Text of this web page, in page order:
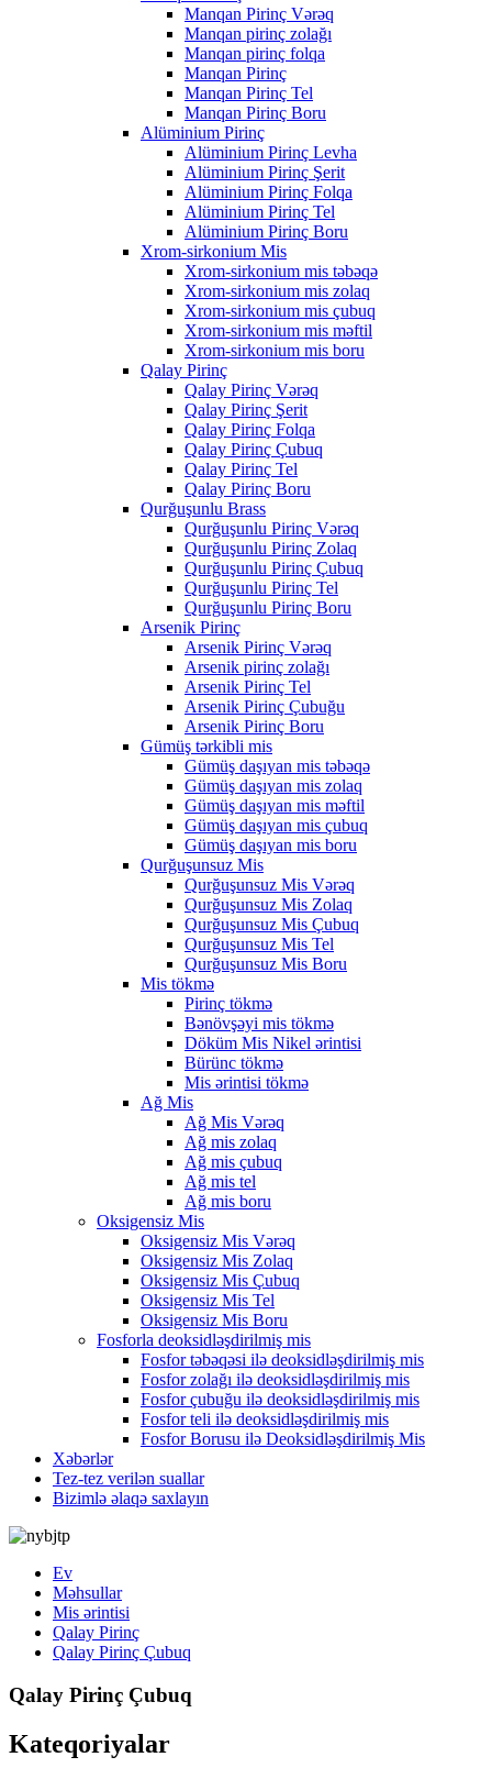
Manqan Pirinç Vərəq
Manqan pirinç zolağı
Manqan pirinç folqa
Manqan Pirinç
Manqan Pirinç Tel
Manqan Pirinç Boru
Alüminium Pirinç
Alüminium Pirinç Levha
Alüminium Pirinç Şerit
Alüminium Pirinç Folqa
Alüminium Pirinç Tel
Alüminium Pirinç Boru
Xrom-sirkonium Mis
Xrom-sirkonium mis təbəqə
Xrom-sirkonium mis zolaq
Xrom-sirkonium mis çubuq
Xrom-sirkonium mis məftil
Xrom-sirkonium mis boru
Qalay Pirinç
Qalay Pirinç Vərəq
Qalay Pirinç Şerit
Qalay Pirinç Folqa
Qalay Pirinç Çubuq
Qalay Pirinç Tel
Qalay Pirinç Boru
Qurğuşunlu Brass
Qurğuşunlu Pirinç Vərəq
Qurğuşunlu Pirinç Zolaq
Qurğuşunlu Pirinç Çubuq
Qurğuşunlu Pirinç Tel
Qurğuşunlu Pirinç Boru
Arsenik Pirinç
Arsenik Pirinç Vərəq
Arsenik pirinç zolağı
Arsenik Pirinç Tel
Arsenik Pirinç Çubuğu
Arsenik Pirinç Boru
Gümüş tərkibli mis
Gümüş daşıyan mis təbəqə
Gümüş daşıyan mis zolaq
Gümüş daşıyan mis məftil
Gümüş daşıyan mis çubuq
Gümüş daşıyan mis boru
Qurğuşunsuz Mis
Qurğuşunsuz Mis Vərəq
Qurğuşunsuz Mis Zolaq
Qurğuşunsuz Mis Çubuq
Qurğuşunsuz Mis Tel
Qurğuşunsuz Mis Boru
Mis tökmə
Pirinç tökmə
Bənövşəyi mis tökmə
Döküm Mis Nikel ərintisi
Bürünc tökmə
Mis ərintisi tökmə
Ağ Mis
Ağ Mis Vərəq
Ağ mis zolaq
Ağ mis çubuq
Ağ mis tel
Ağ mis boru
Oksigensiz Mis
Oksigensiz Mis Vərəq
Oksigensiz Mis Zolaq
Oksigensiz Mis Çubuq
Oksigensiz Mis Tel
Oksigensiz Mis Boru
Fosforla deoksidləşdirilmiş mis
Fosfor təbəqəsi ilə deoksidləşdirilmiş mis
Fosfor zolağı ilə deoksidləşdirilmiş mis
Fosfor çubuğu ilə deoksidləşdirilmiş mis
Fosfor teli ilə deoksidləşdirilmiş mis
Fosfor Borusu ilə Deoksidləşdirilmiş Mis
Xəbərlər
Tez-tez verilən suallar
Bizimlə əlaqə saxlayın
Ev
Məhsullar
Mis ərintisi
Qalay Pirinç
Qalay Pirinç Çubuq
Qalay Pirinç Çubuq
Kateqoriyalar